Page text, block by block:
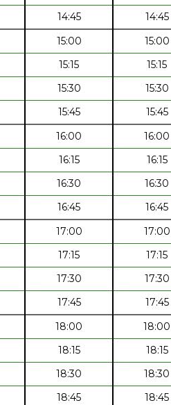
14:45
14:45
15:00
15:00
15:15
15:15
15:30
15:30
15:45
15:45
16:00
16:00
16:15
16:15
16:30
16:30
16:45
16:45
17:00
17:00
17:15
17:15
17:30
17:30
17:45
17:45
18:00
18:00
18:15
18:15
18:30
18:30
18:45
18:45